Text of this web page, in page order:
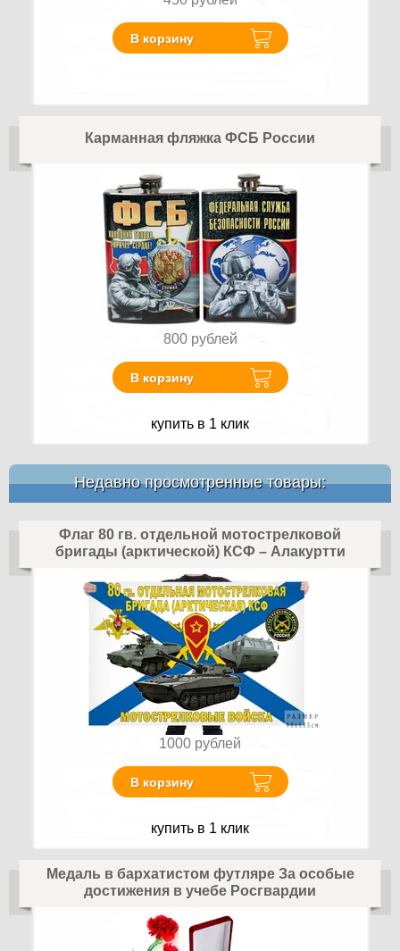
В корзину
Карманная фляжка ФСБ России
800 рублей
В корзину
купить в 1 клик
Недавно просмотренные товары:
Флаг 80 гв. отдельной мотострелковой
бригады (арктической) КСФ – Алакуртти
1000 рублей
В корзину
купить в 1 клик
Медаль в бархатистом футляре За особые
достижения в учебе Росгвардии